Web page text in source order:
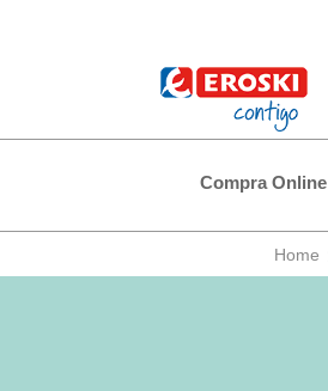
Compra Online
Home